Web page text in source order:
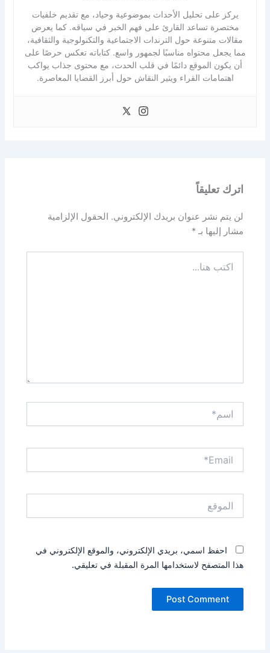
يركز على تحليل الأحداث بموضوعية وحياد، مع تقديم خلفيات
مختصرة تساعد القارئ على فهم الخبر في سياقه. كما يعرض
مقالات متنوعة حول الترندات الاجتماعية والتكنولوجية والثقافية،
مما يجعل محتواه مناسبًا لجمهور واسع. كتاباته تعكس حرصًا على
أن يكون الموقع دائمًا في قلب الحدث، مع محتوى جذاب يواكب
اهتمامات القراء ويثير النقاش حول أبرز القضايا المعاصرة.
اترك تعليقاً
لن يتم نشر عنوان بريدك الإلكتروني. الحقول الإلزامية
مشار إليها بـ*
هنا...
احفظ اسمي، بريدي الإلكتروني، والموقع الإلكتروني في
هذا المتصفح لاستخدامها المرة المقبلة في تعليقي.